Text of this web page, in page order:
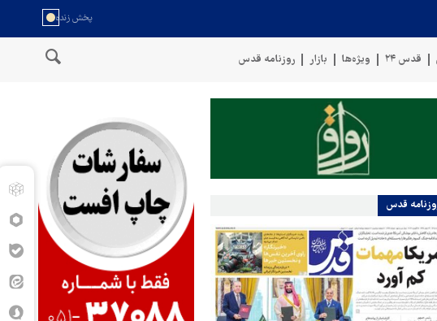
قدس ۲۴ ویژه‌ها بازار روزنامه قدس
زخمی‌ شدن یک نظامی صهیونیست در جنوب لبنان
قدس